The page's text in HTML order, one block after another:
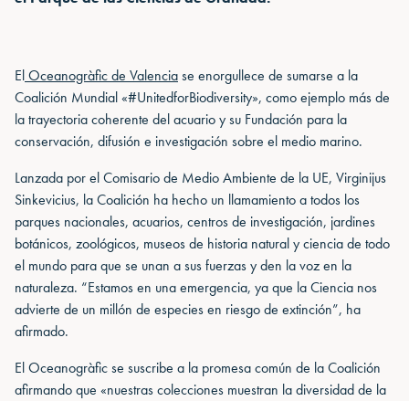
ElOceanogràfic de Valenciase enorgullece de sumarse a la
Coalición Mundial «#UnitedforBiodiversity», como ejemplo más de
la trayectoria coherente del acuario y su Fundación para la
conservación, difusión e investigación sobre el medio marino.
Lanzada por el Comisario de Medio Ambiente de la UE, Virginijus
Sinkevicius, la Coalición ha hecho un llamamiento a todos los
parques nacionales, acuarios, centros de investigación, jardines
botánicos, zoológicos, museos de historia natural y ciencia de todo
el mundo para que se unan a sus fuerzas y den la voz en la
naturaleza. “Estamos en una emergencia, ya que la Ciencia nos
advierte de un millón de especies en riesgo de extinción”, ha
afirmado.
El Oceanogràfic se suscribe a la promesa común de la Coalición
afirmando que «nuestras colecciones muestran la diversidad de la